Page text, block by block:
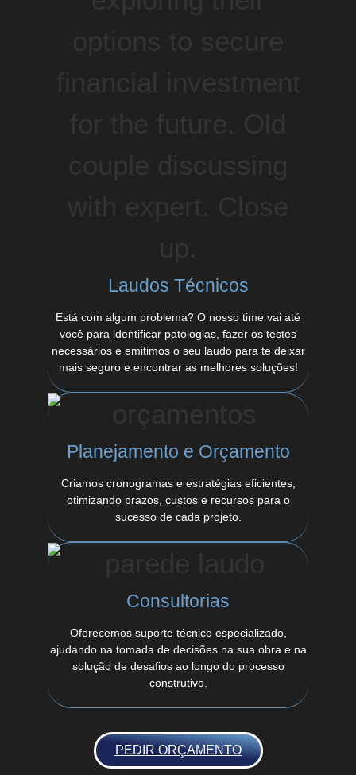
Laudos Técnicos
Está com algum problema? O nosso time vai até
você para identificar patologias, fazer os testes
necessários e emitimos o seu laudo para te deixar
mais seguro e encontrar as melhores soluções!
Planejamento e Orçamento
Criamos cronogramas e estratégias eficientes,
otimizando prazos, custos e recursos para o
sucesso de cada projeto.
Consultorias
Oferecemos suporte técnico especializado,
ajudando na tomada de decisões na sua obra e na
solução de desafios ao longo do processo
construtivo.
PEDIR ORÇAMENTO